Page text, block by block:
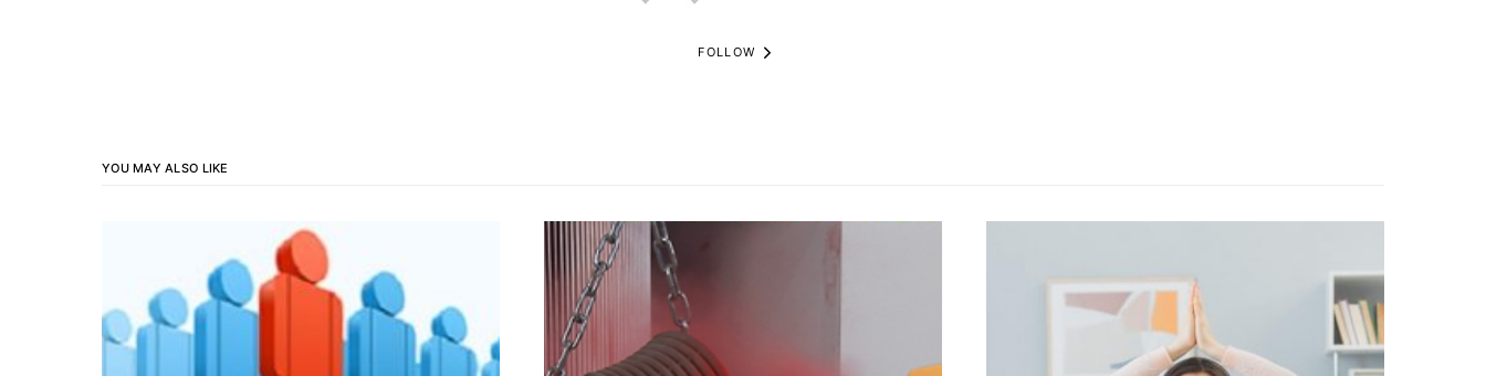
FOLLOW
YOU MAY ALSO LIKE